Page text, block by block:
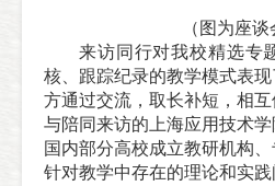
（图为座
来访同行对我校精选专
核、跟踪纪录的教学模式表
方通过交流，取长补短，相
与陪同来访的上海应用技术
国内部分高校成立教研机构
针对教学中存在的理论和实践